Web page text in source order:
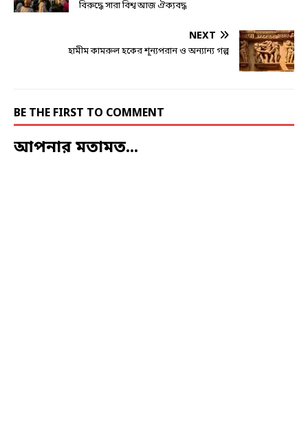
বিরুদ্ধে সারা বিশ্ব আজ ঐক্যবদ্ধ
NEXT
হামীম কামরুল হকের শূন্যপরান ও অন্যান্য গল্প
BE THE FIRST TO COMMENT
আপনার মতামত...